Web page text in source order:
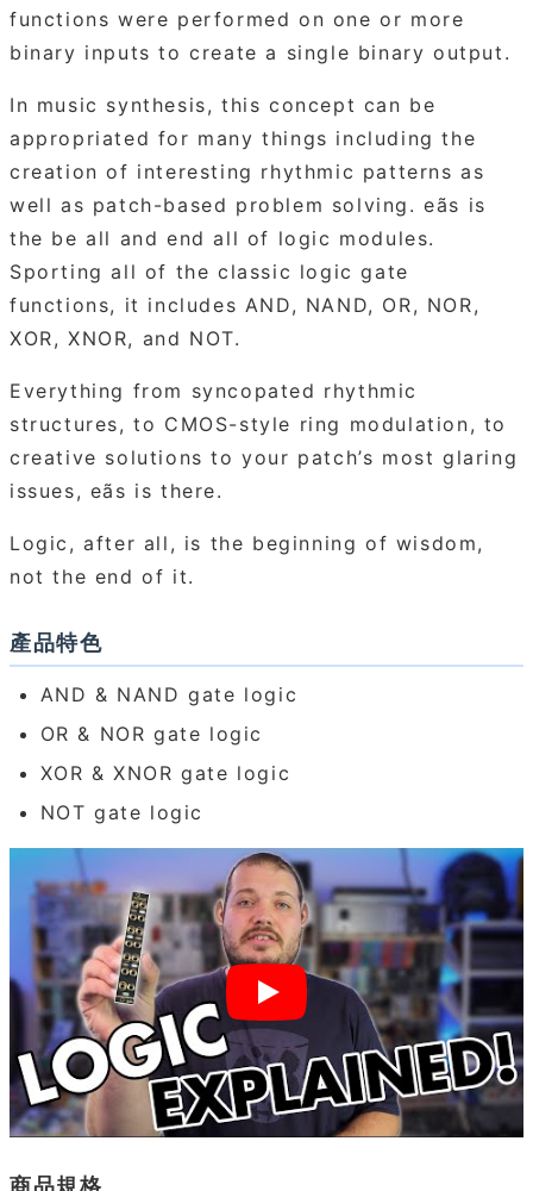
functions were performed on one or more
binary inputs to create a single binary output.
In music synthesis, this concept can be
appropriated for many things including the
creation of interesting rhythmic patterns as
well as patch-based problem solving. eãs is
the be all and end all of logic modules.
Sporting all of the classic logic gate
functions, it includes AND, NAND, OR, NOR,
XOR, XNOR, and NOT.
Everything from syncopated rhythmic
structures, to CMOS-style ring modulation, to
creative solutions to your patch’s most glaring
issues, eãs is there.
Logic, after all, is the beginning of wisdom,
not the end of it.
產品特色
AND & NAND gate logic
OR & NOR gate logic
XOR & XNOR gate logic
NOT gate logic
商品規格